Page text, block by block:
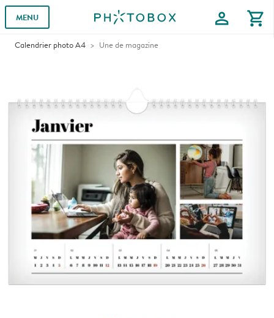
MENU profile shopping_cart
Calendrier photo A4 Une de magazine